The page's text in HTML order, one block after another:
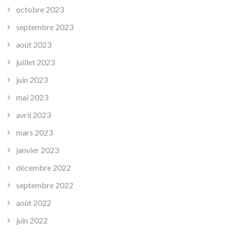
octobre 2023
septembre 2023
août 2023
juillet 2023
juin 2023
mai 2023
avril 2023
mars 2023
janvier 2023
décembre 2022
septembre 2022
août 2022
juin 2022